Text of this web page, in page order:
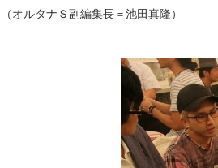
（オルタナＳ副編集長＝池田真隆）